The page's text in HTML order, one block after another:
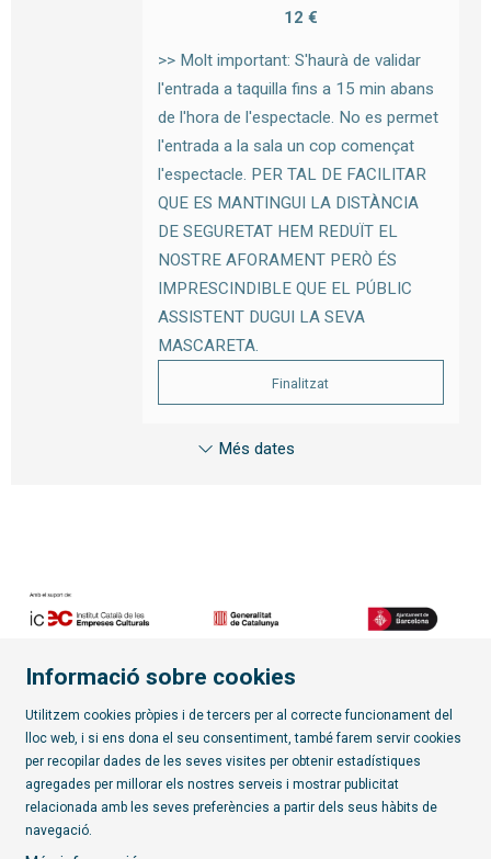
12 €
>> Molt important: S'haurà de validar
l'entrada a taquilla fins a 15 min abans
de l'hora de l'espectacle. No es permet
l'entrada a la sala un cop començat
l'espectacle. PER TAL DE FACILITAR
QUE ES MANTINGUI LA DISTÀNCIA
DE SEGURETAT HEM REDUÏT EL
NOSTRE AFORAMENT PERÒ ÉS
IMPRESCINDIBLE QUE EL PÚBLIC
ASSISTENT DUGUI LA SEVA
MASCARETA.
Finalitzat
Més dates
Diapositiva 2 de 7
Subscriu-te al butlletí
Sitemap |
Informació sobre cookies
Utilitzem cookies pròpies i de tercers per al correcte funcionament del
lloc web, i si ens dona el seu consentiment, també farem servir cookies
per recopilar dades de les seves visites per obtenir estadístiques
agregades per millorar els nostres serveis i mostrar publicitat
relacionada amb les seves preferències a partir dels seus hàbits de
navegació.